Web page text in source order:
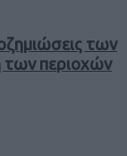
των
περιοχών